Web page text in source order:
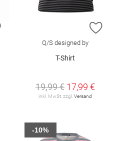
ZUR WUNSCHLISTE HINZUFÜGEN
ZUR
Q/S designed by
T-Shirt
19,99 € 17,99 €
inkl. MwSt. zzgl.Versand
-10%